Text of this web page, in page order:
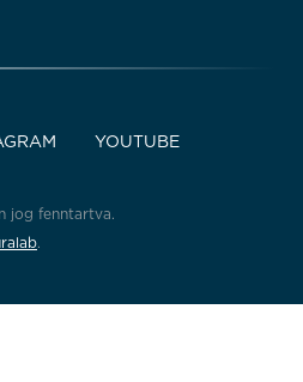
YOUTUBE
jog fenntartva.
.